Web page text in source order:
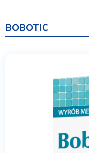
BOBOTIC